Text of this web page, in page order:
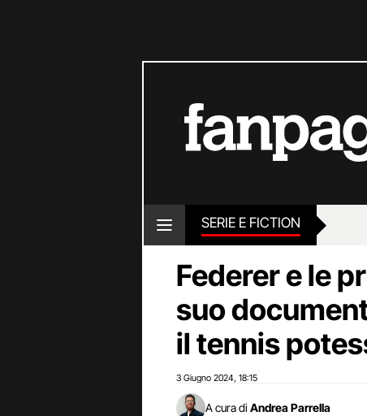
SERIE E FICTION
Federer e le
suo
il tennis
3 Giugno 2024 18:15
A cura di Andrea Parrella